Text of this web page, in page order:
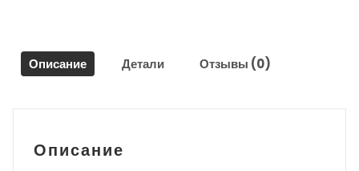
H
Описание Детали Отзывы (0)
Описание